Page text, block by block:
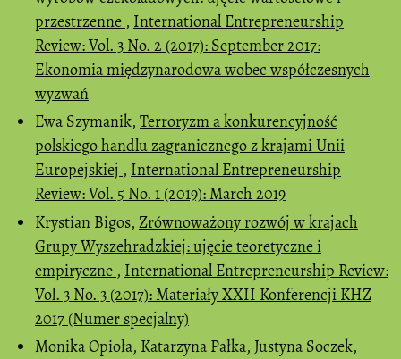
przestrzenne , International Entrepreneurship
Review: Vol. 3 No. 2 (2017): September 2017:
Ekonomia międzynarodowa wobec współczesnych
wyzwań
Ewa Szymanik, Terroryzm a konkurencyjność
polskiego handlu zagranicznego z krajami Unii
Europejskiej , International Entrepreneurship
Review: Vol. 5 No. 1 (2019): March 2019
Krystian Bigos, Zrównoważony rozwój w krajach
Grupy Wyszehradzkiej: ujęcie teoretyczne i
empiryczne , International Entrepreneurship Review:
Vol. 3 No. 3 (2017): Materiały XXII Konferencji KHZ
2017 (Numer specjalny)
Monika Opioła, Katarzyna Pałka, Justyna Soczek,